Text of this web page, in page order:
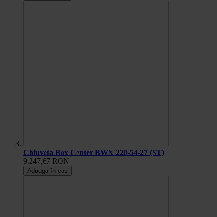
Chiuveta Box Center BWX 220-54-27 (ST)
9.247,67 RON
Adauga în cos